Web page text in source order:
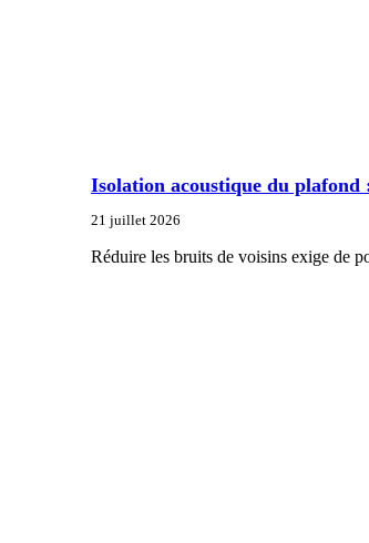
Isolation acoustique du
21 juillet 2026
Réduire les bruits de voisins exige de